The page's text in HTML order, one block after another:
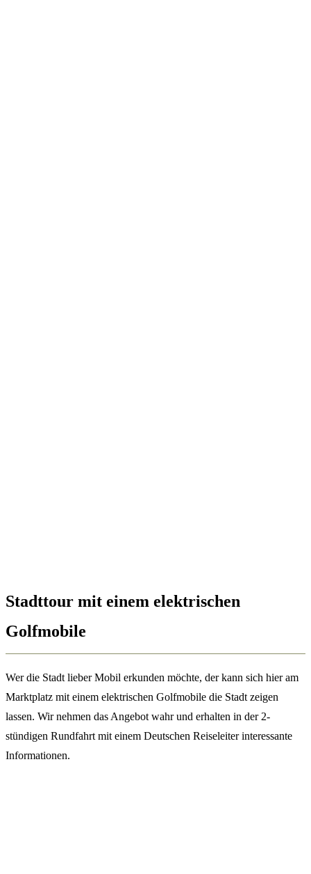
Stadttour mit einem elektrischen
Golfmobile
Wer die Stadt lieber Mobil erkunden möchte, der kann sich hier am
Marktplatz mit einem elektrischen Golfmobile die Stadt zeigen
lassen. Wir nehmen das Angebot wahr und erhalten in der 2-
stündigen Rundfahrt mit einem Deutschen Reiseleiter interessante
Informationen.